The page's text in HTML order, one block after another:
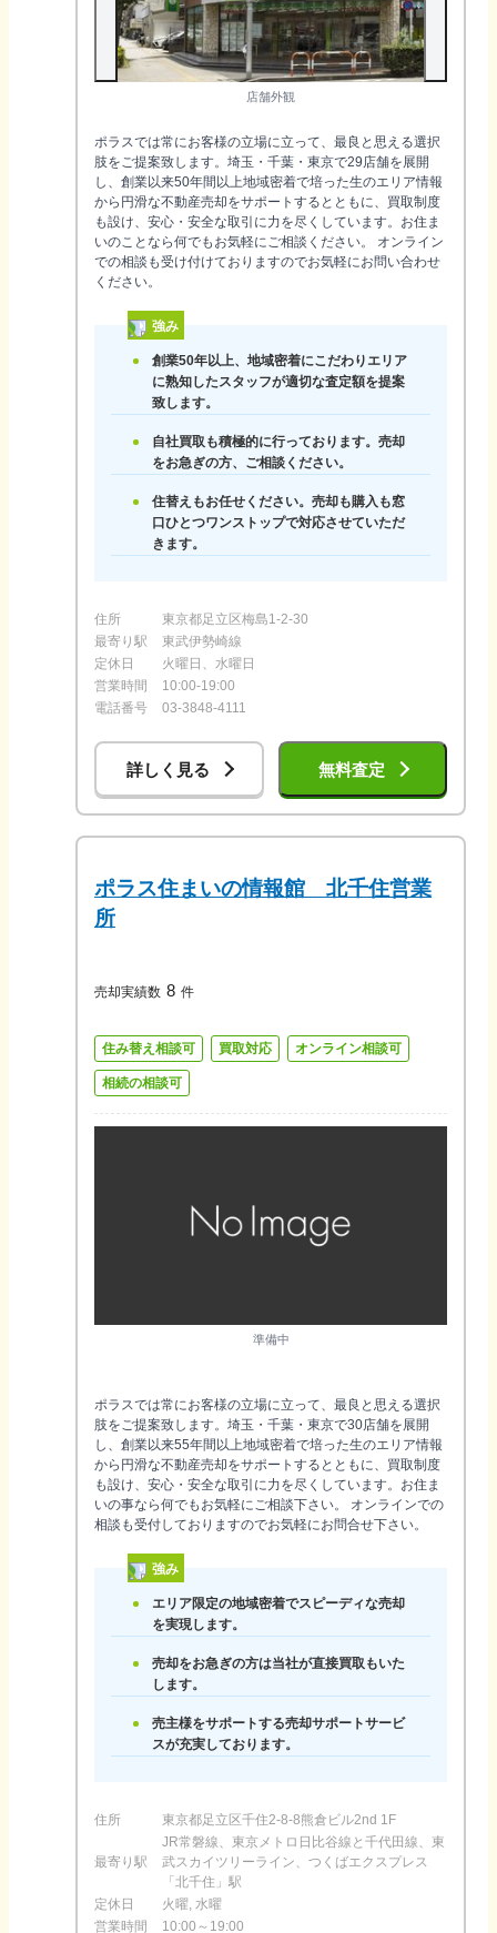
店舗外観
ポラスでは常にお客様の立場に立って、最良と思える選択
肢をご提案致します。埼玉・千葉・東京で29店舗を展開
し、創業以来50年間以上地域密着で培った生のエリア情報
から円滑な不動産売却をサポートするとともに、買取制度
も設け、安心・安全な取引に力を尽くしています。お住ま
いのことなら何でもお気軽にご相談ください。 オンライン
での相談も受け付けておりますのでお気軽にお問い合わせ
ください。
強み
創業50年以上、地域密着にこだわりエリア
に熟知したスタッフが適切な査定額を提案
致します。
自社買取も積極的に行っております。売却
をお急ぎの方、ご相談ください。
住替えもお任せください。売却も購入も窓
口ひとつワンストップで対応させていただ
きます。
住所
東京都足立区梅島1-2-30
最寄り駅
東武伊勢崎線
定休日
火曜日、水曜日
営業時間
10:00-19:00
電話番号
03-3848-4111
詳しく見る 無料査定
ポラス住まいの情報館 北千住営業
所
売却実績数 8 件
住み替え相談可 買取対応 オンライン相談可
相続の相談可
準備中
ポラスでは常にお客様の立場に立って、最良と思える選択
肢をご提案致します。埼玉・千葉・東京で30店舗を展開
し、創業以来55年間以上地域密着で培った生のエリア情報
から円滑な不動産売却をサポートするとともに、買取制度
も設け、安心・安全な取引に力を尽くしています。お住ま
いの事なら何でもお気軽にご相談下さい。 オンラインでの
相談も受付しておりますのでお気軽にお問合せ下さい。
強み
エリア限定の地域密着でスピーディな売却
を実現します。
売却をお急ぎの方は当社が直接買取もいた
します。
売主様をサポートする売却サポートサービ
スが充実しております。
住所 東京都足立区千住2-8-8熊倉ビル2nd 1F
最寄り駅
JR常磐線、東京メトロ日比谷線と千代田線、東
武スカイツリーライン、つくばエクスプレス
「北千住」駅
定休日
火曜, 水曜
営業時間
10:00～19:00